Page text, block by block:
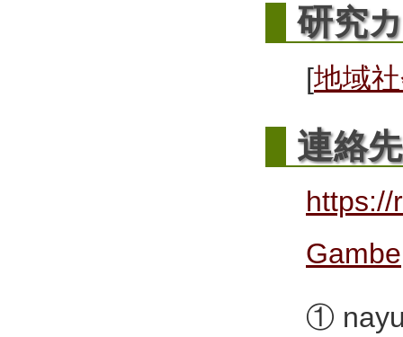
研究
[地域
連絡
https://
Gambe
①